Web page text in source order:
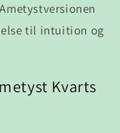
til intuition og
Kvarts